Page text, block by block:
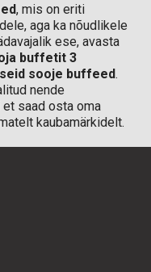
, mis on eriti
aga ka nõudlikele
ese, avasta
buffetit 3
sooje buffeed.
nende
saad osta oma
kaubamärkidelt.